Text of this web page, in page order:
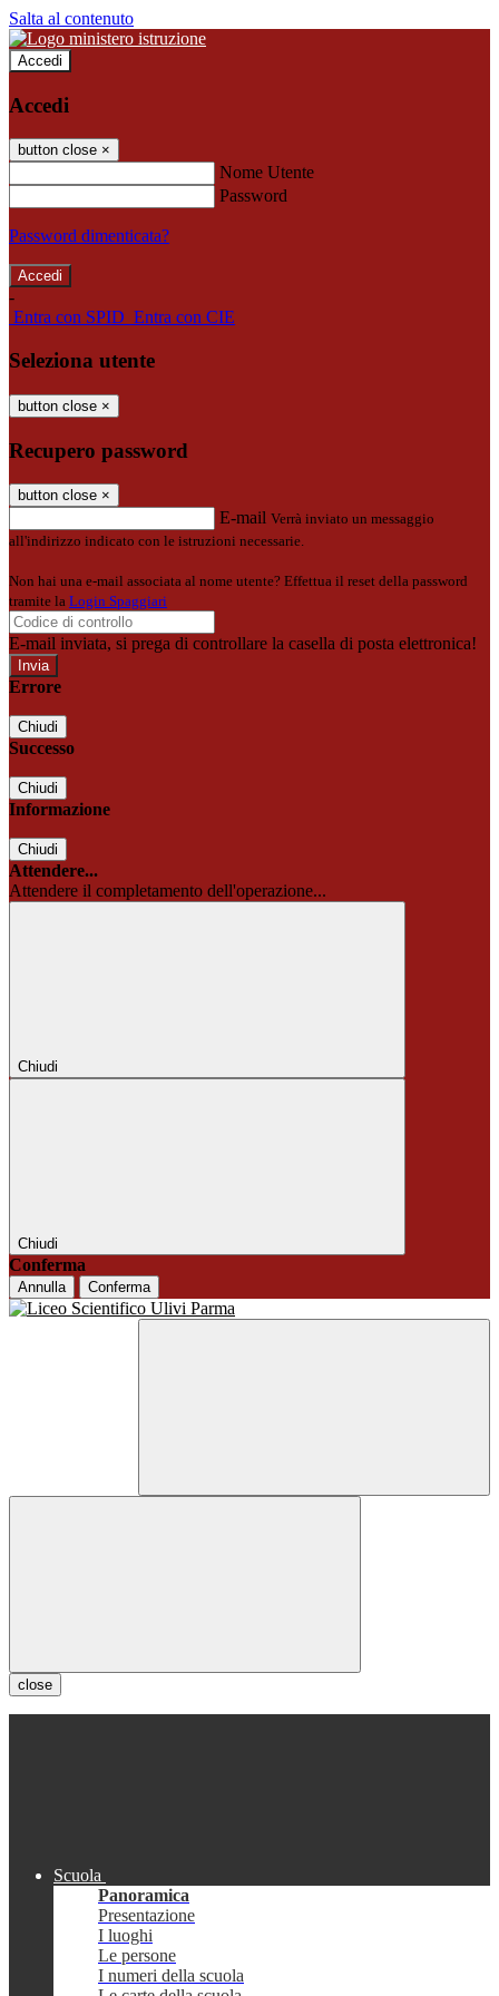
Salta al contenuto
Accedi
Accedi
button close ×
Nome Utente
Password
Password dimenticata?
-
Entra con SPID Entra con CIE
Seleziona utente
button close ×
Recupero password
button close ×
E-mail Verrà inviato un messaggio
all'indirizzo indicato con le istruzioni necessarie.
Non hai una e-mail associata al nome utente? Effettua il reset della password
tramite la Login Spaggiari
E-mail inviata, si prega di controllare la casella di posta elettronica!
Errore
Chiudi
Successo
Chiudi
Informazione
Chiudi
Attendere...
Attendere il completamento dell'operazione...
Chiudi
Chiudi
Conferma
Annulla Conferma
close
Scuola
Panoramica
Presentazione
I luoghi
Le persone
I numeri della scuola